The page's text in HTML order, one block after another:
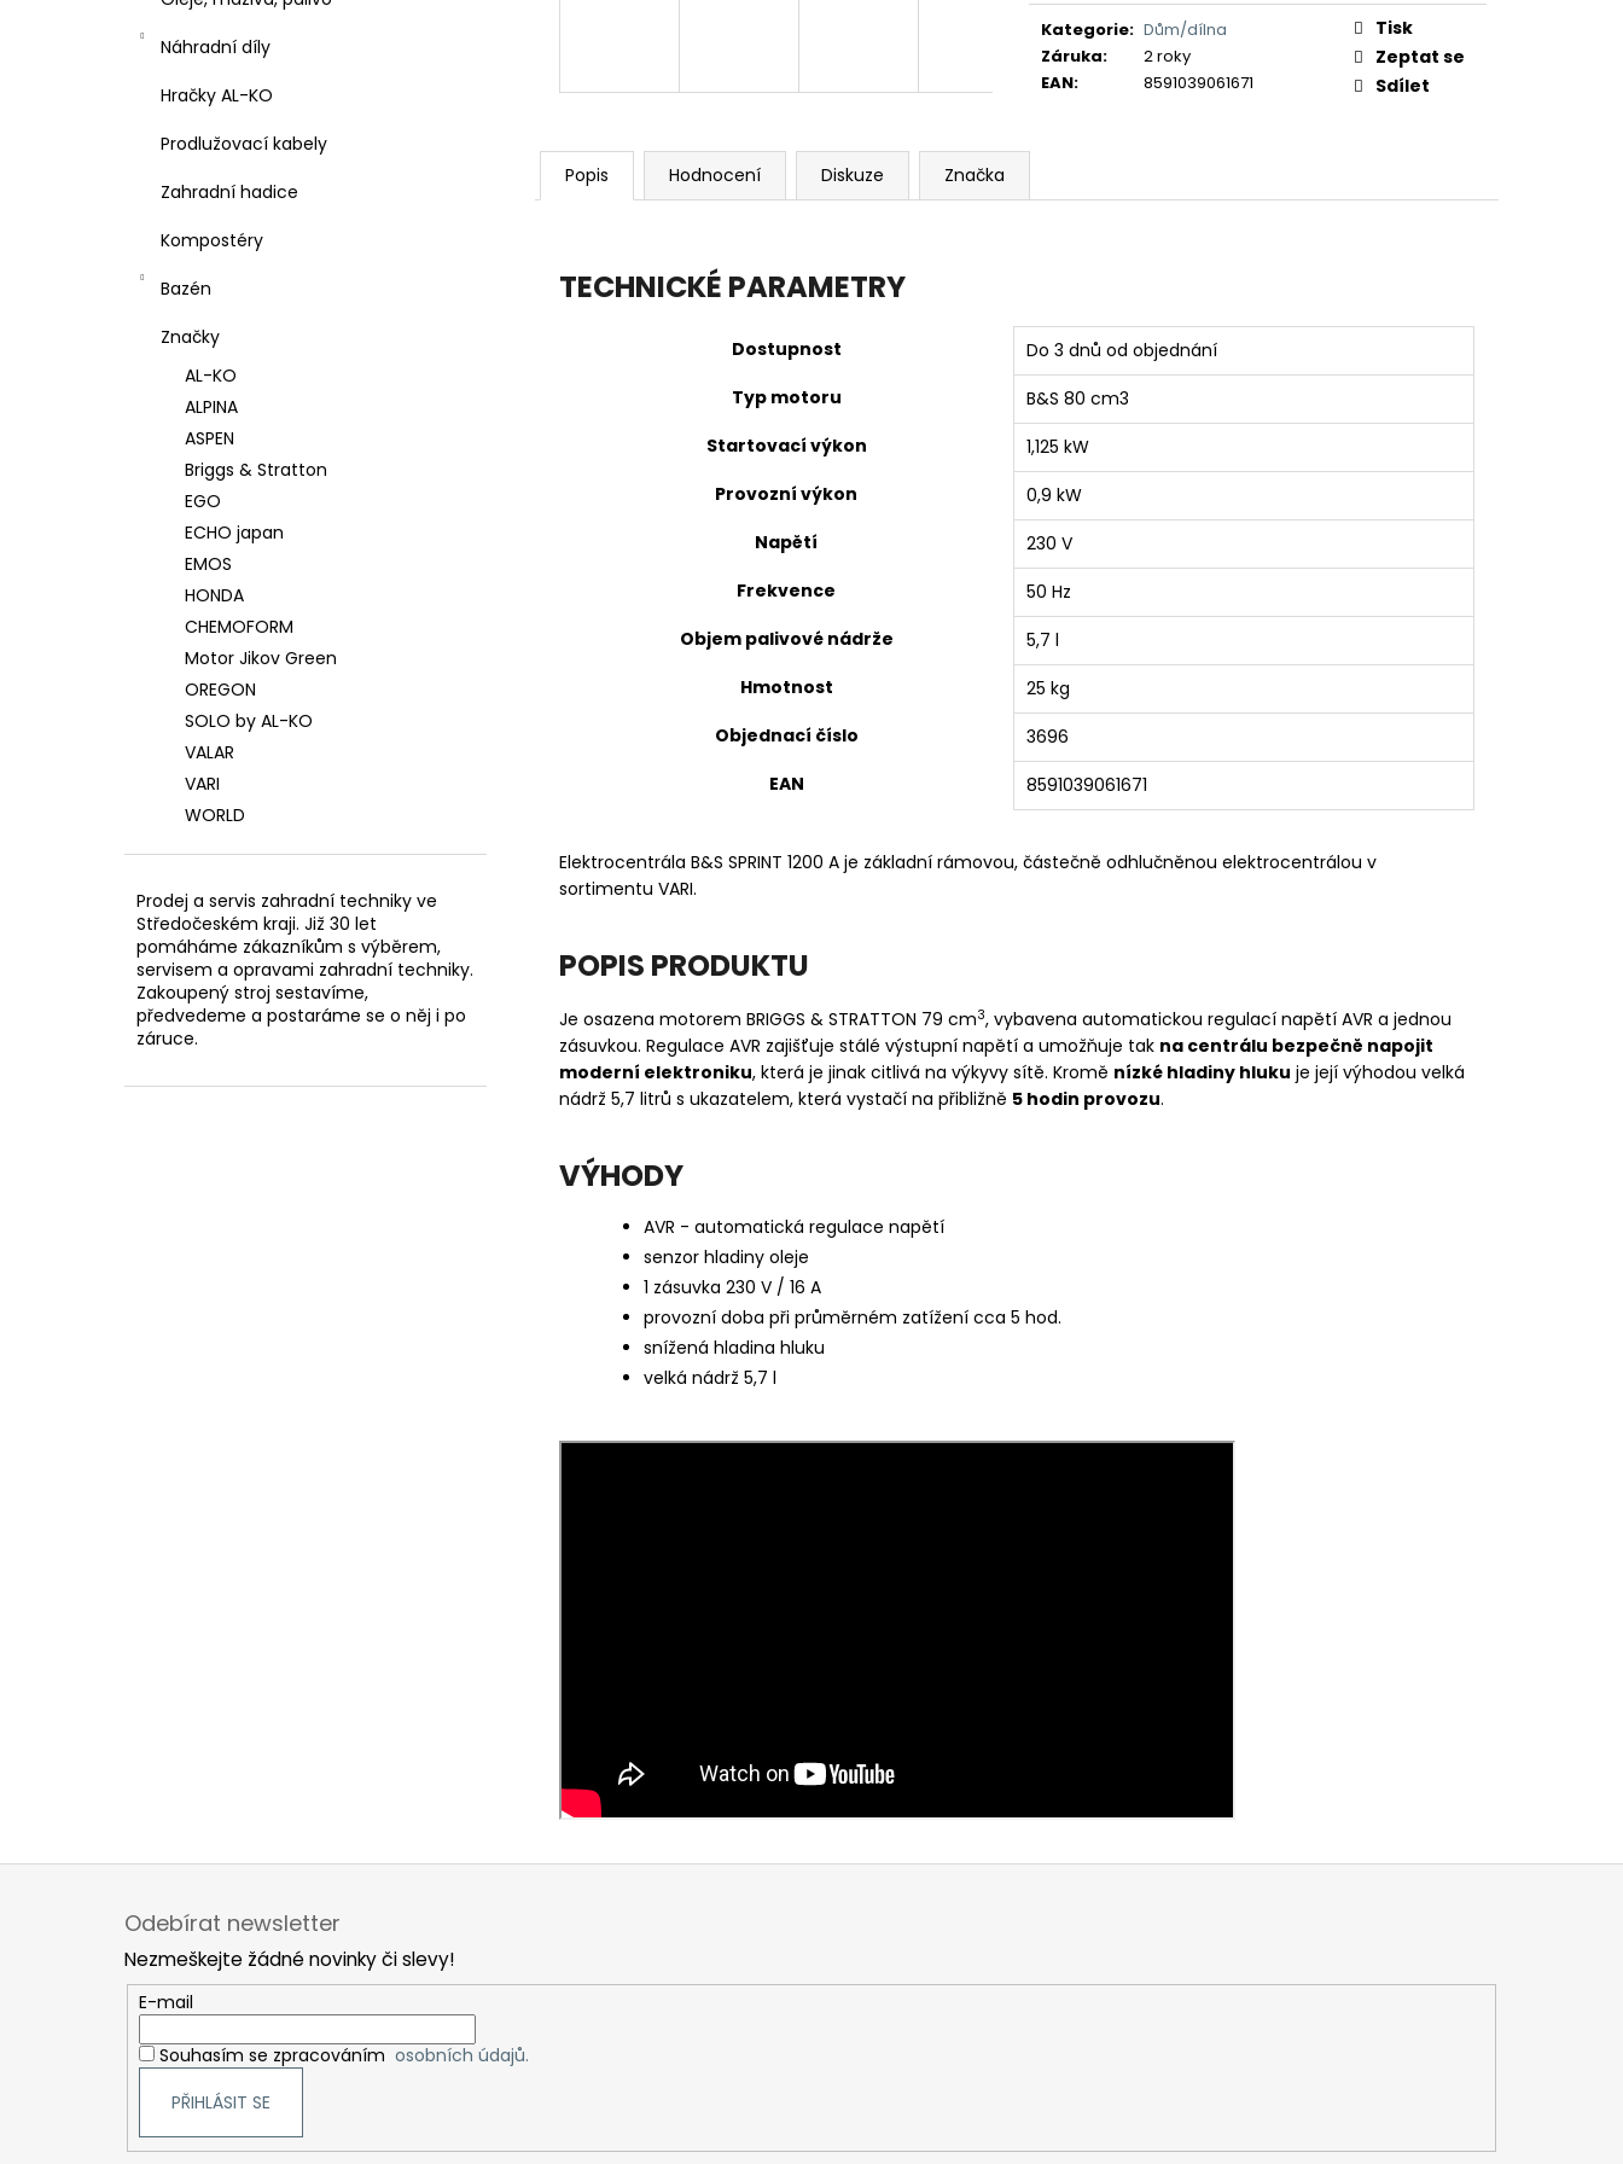
Náhradní díly
Hračky AL-KO
Prodlužovací kabely
Zahradní hadice
Kompostéry
Bazén
Značky
AL-KO
ALPINA
ASPEN
Briggs & Stratton
EGO
ECHO japan
EMOS
HONDA
CHEMOFORM
Motor Jikov Green
OREGON
SOLO by AL-KO
VALAR
VARI
WORLD
Prodej a servis zahradní techniky ve
Středočeském kraji. Již 30 let
pomáháme zákazníkům s výběrem,
servisem a opravami zahradní techniky.
Zakoupený stroj sestavíme,
předvedeme a postaráme se o něj i po
záruce.
Kategorie: Dům/dílna
Záruka:
2 roky
EAN: 8591039061671
Tisk
Zeptat se
Sdílet
Popis Hodnocení Diskuze Značka
TECHNICKÉ PARAMETRY
Dostupnost
Do 3 dnů od objednání
Typ motoru
B&S 80 cm3
Startovací výkon
1,125 kW
Provozní výkon
0,9 kW
Napětí
230 V
Frekvence
50 Hz
Objem palivové nádrže
5,7 l
Hmotnost
25 kg
Objednací číslo
3696
EAN
8591039061671
Elektrocentrála B&S SPRINT 1200 A je základní rámovou, částečně odhlučněnou elektrocentrálou v
sortimentu VARI.
POPIS PRODUKTU
Je osazena motorem BRIGGS & STRATTON 79 cm3, vybavena automatickou regulací napětí AVR a jednou
zásuvkou. Regulace AVR zajišťuje stálé výstupní napětí a umožňuje tak na centrálu bezpečně napojit
moderní elektroniku, která je jinak citlivá na výkyvy sítě. Kromě nízké hladiny hluku je její výhodou velká
nádrž 5,7 litrů s ukazatelem, která vystačí na přibližně 5 hodin provozu.
VÝHODY
AVR - automatická regulace napětí
senzor hladiny oleje
1 zásuvka 230 V / 16 A
provozní doba při průměrném zatížení cca 5 hod.
snížená hladina hluku
velká nádrž 5,7 l
Odebírat newsletter
Nezmeškejte žádné novinky či slevy!
E-mail
Souhasím se zpracováním osobních údajů.
PŘIHLÁSIT SE